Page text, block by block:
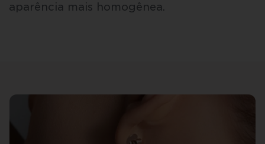
aparência mais homogênea.